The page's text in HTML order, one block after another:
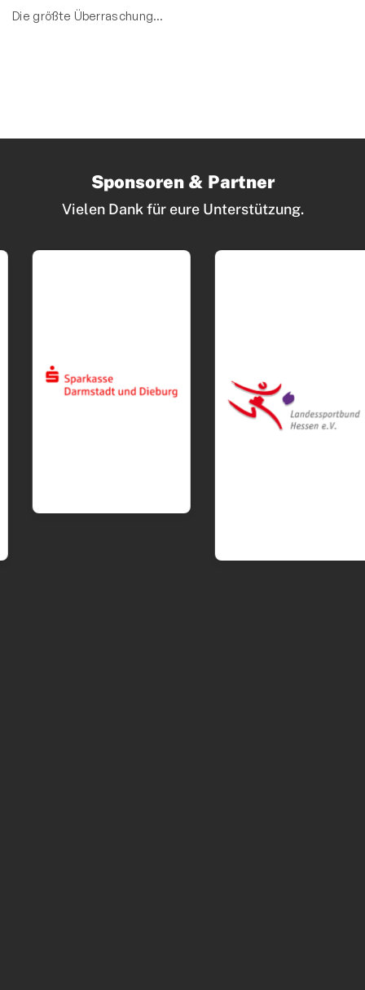
Die größte Überraschung…
Sponsoren & Partner
Vielen Dank für eure Unterstützung.